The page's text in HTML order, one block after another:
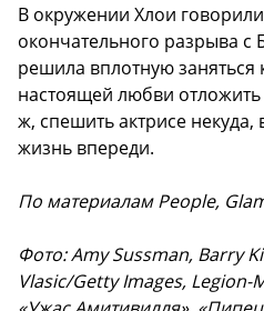
В окружении Хлои
окончательного разрыва с
решила вплотную заняться
настоящей любви
ж, спешить актрисе некуда,
жизнь впереди.
По материалам People,
Фото: Amy Sussman, Barry
Vlasic/Getty Images,